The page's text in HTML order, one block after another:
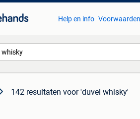
Help en info Voorwaarden
142 resultaten voor 'duvel whisky'